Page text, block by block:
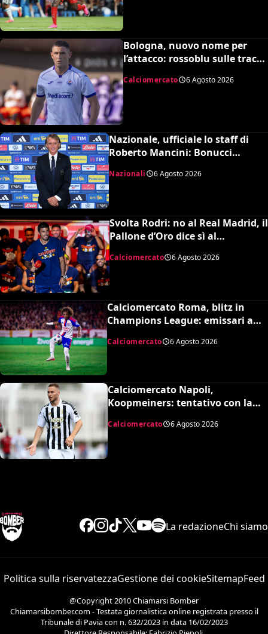
Bologna, nuovo nome per
l’attacco: rossoblu sulle tracce
Calciomercato 6 Agosto 2026
Nazionale, ufficiale lo staff di
Roberto Mancini: Bonucci
Nazionali 6 Agosto 2026
Svolta Rodri: no al Real Madrid, il
Pallone d’Oro dice sì al
Barcellona per 50 milioni
Calciomercato 6 Agosto 2026
Calciomercato Roma, blitz in
Champions League: emissari a
Calciomercato 6 Agosto 2026
Calciomercato Napoli,
Koopmeiners: tentativo con la
Calciomercato 6 Agosto 2026
La redazioneChi siamo
Politica sulla riservatezzaGestione dei cookieSitemapFeed
@Copyright 2010 Chiamarsi Bomber
Chiamarsibomber.com - Testata giornalistica online registrata presso il
Tribunale di Pavia con n. 632/2023 in data 16/02/2023